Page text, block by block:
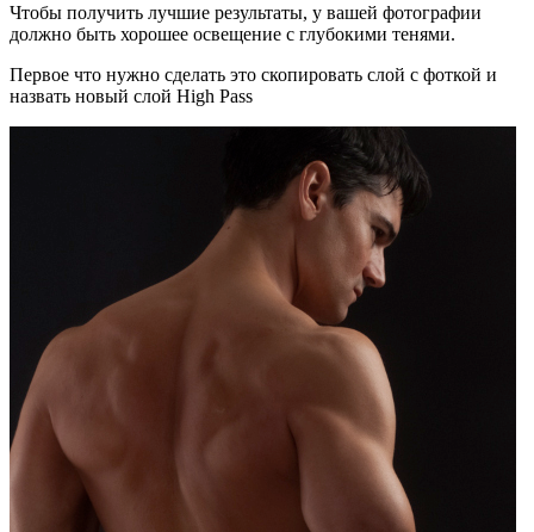
Чтобы получить лучшие результаты, у вашей фотографии
должно быть хорошее освещение с глубокими тенями.
Первое что нужно сделать это скопировать слой с фоткой и
назвать новый слой High Pass